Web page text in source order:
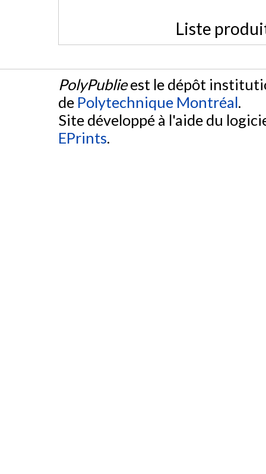
Liste
PolyPublieest le dépôt
de Polytechnique Montréal.
Site développé à l'aide du
EPrints.